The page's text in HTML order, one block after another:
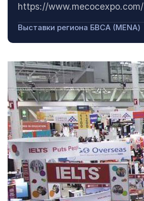
https://www.mecocexpo.com/
Выставки региона БВСА (MENA)